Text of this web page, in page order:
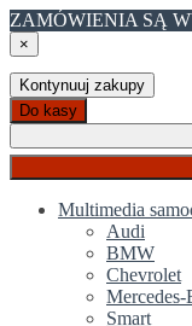
ZAMÓWIENIA SĄ
×
Kontynuuj zakupy
Do kasy
Multimedia
Audi
BMW
Chevrolet
Mercedes-
Smart